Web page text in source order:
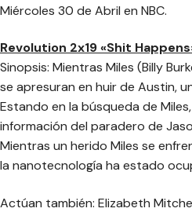
Miércoles 30 de Abril en NBC.
Revolution 2x19 «Shit
Sinopsis: Mientras Miles (Billy
se apresuran en huir de Austin,
Estando en la búsqueda de
información del paradero de
Mientras un herido Miles se
la nanotecnología ha estado
Actúan también: Elizabeth